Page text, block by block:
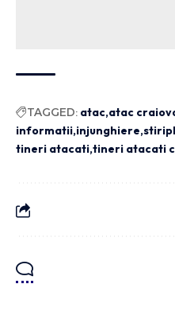
TAGGED: atac atac
informatii injunghiere
tineri atacati tineri atacati